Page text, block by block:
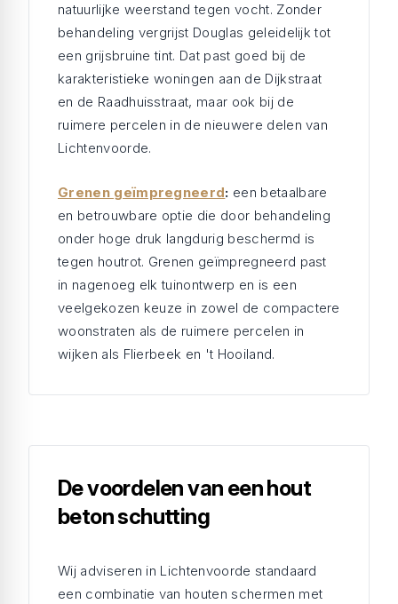
natuurlijke weerstand tegen vocht. Zonder
behandeling vergrijst Douglas geleidelijk tot
een grijsbruine tint. Dat past goed bij de
karakteristieke woningen aan de Dijkstraat
en de Raadhuisstraat, maar ook bij de
ruimere percelen in de nieuwere delen van
Lichtenvoorde.
Grenen geïmpregneerd: een betaalbare
en betrouwbare optie die door behandeling
onder hoge druk langdurig beschermd is
tegen houtrot. Grenen geïmpregneerd past
in nagenoeg elk tuinontwerp en is een
veelgekozen keuze in zowel de compactere
woonstraten als de ruimere percelen in
wijken als Flierbeek en 't Hooiland.
De voordelen van een hout
beton schutting
Wij adviseren in Lichtenvoorde standaard
een combinatie van houten schermen met